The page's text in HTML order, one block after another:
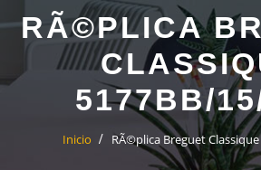
RÃ©PLICA
5177BB/
Inicio RÃ©plica Breguet